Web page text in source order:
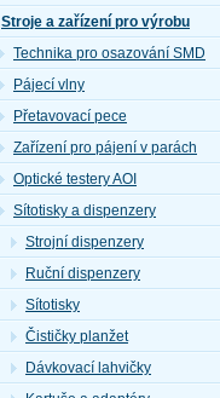
Stroje a zařízení pro výrobu
Technika pro osazování SMD
Pájecí vlny
Přetavovací pece
Zařízení pro pájení v parách
Optické testery AOI
Sítotisky a dispenzery
Strojní dispenzery
Ruční dispenzery
Sítotisky
Čističky planžet
Dávkovací lahvičky